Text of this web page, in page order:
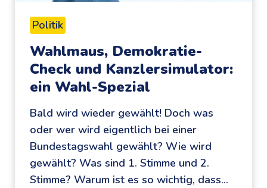
Politik
Wahlmaus, Demokratie-
Check und Kanzlersimulator:
ein Wahl-Spezial
Bald wird wieder gewählt! Doch was
oder wer wird eigentlich bei einer
Bundestagswahl gewählt? Wie wird
gewählt? Was sind 1. Stimme und 2.
Stimme? Warum ist es so wichtig, dass…